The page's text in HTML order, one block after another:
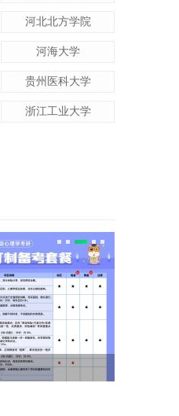
河北北方学院
河海大学
贵州医科大学
浙江工业大学